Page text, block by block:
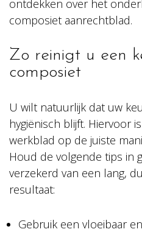
ontdekken over het
composiet aanrechtblad.
Zo reinigt u een
composiet
U wilt natuurlijk dat uw
hygiënisch blijft. Hiervoor
werkblad op de juiste
Houd de volgende tips in
verzekerd van een lang,
resultaat:
Gebruik een vloeibaar